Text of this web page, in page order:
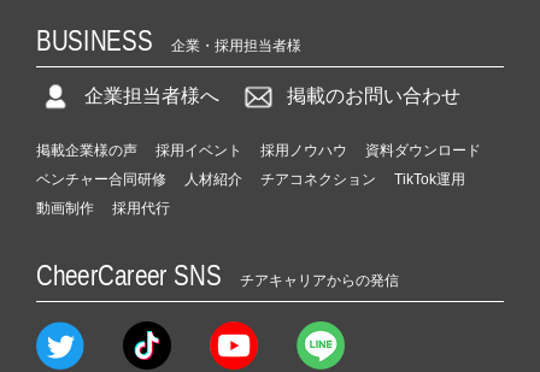
BUSINESS 企業・採用担当者様
企業担当者様へ 掲載のお問い合わせ
掲載企業様の声 採用イベント 採用ノウハウ
資料ダウンロード
ベンチャー合同研修
人材紹介 チアコネクション
TikTok運用
動画制作
採用代行
CheerCareer SNS チアキャリアからの発信